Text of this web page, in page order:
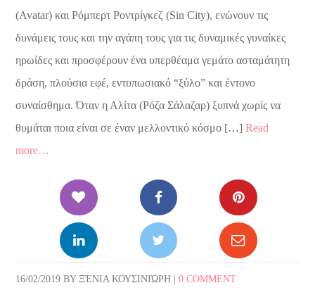
(Avatar) και Ρόμπερτ Ροντρίγκεζ (Sin City), ενώνουν τις
δυνάμεις τους και την αγάπη τους για τις δυναμικές γυναίκες
ηρωίδες και προσφέρουν ένα υπερθέαμα γεμάτο ασταμάτητη
δράση, πλούσια εφέ, εντυπωσιακό “ξύλο” και έντονο
συναίσθημα. Όταν η Αλίτα (Ρόζα Σάλαζαρ) ξυπνά χωρίς να
θυμάται ποια είναι σε έναν μελλοντικό κόσμο […]Read
more…
16/02/2019 BYΞΈΝΙΑ ΚΟΥΣΙΝΙΏΡΗ |0 COMMENT